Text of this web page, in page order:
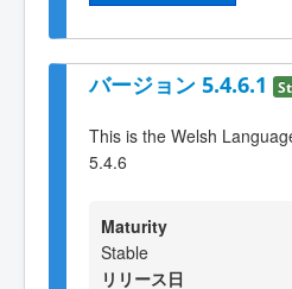
バージョン 5.4.6.1
This is the Welsh
5.4.6
Maturity
Stable
リリース日